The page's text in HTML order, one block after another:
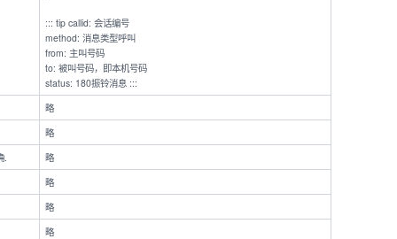
::: tip callid: 会话编号
method: 消息类型呼叫
from: 主叫号码
to: 被叫号码，即本机号码
status: 180振铃消息 :::
略
略
.
略
略
略
略